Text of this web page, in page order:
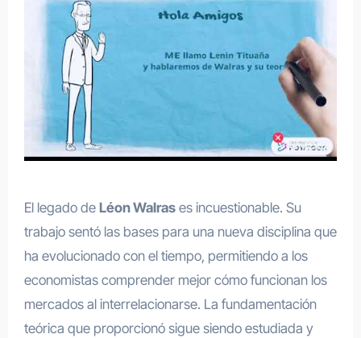
El legado de Léon Walrases incuestionable. Su
trabajo sentó las bases para una nueva disciplina que
ha evolucionado con el tiempo, permitiendo a los
economistas comprender mejor cómo funcionan los
mercados al interrelacionarse. La fundamentación
teórica que proporcionó sigue siendo estudiada y